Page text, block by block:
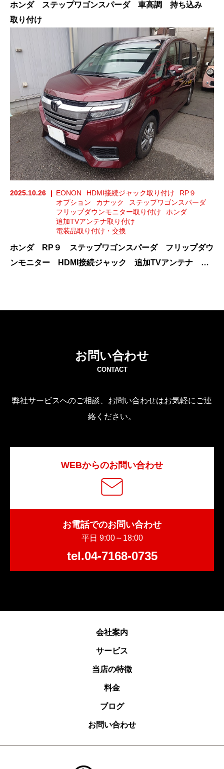
ホンダ ステップワゴンスパーダ 車高調 持ち込み
取り付け
2025.10.26 EONON HDMI接続ジャック取り付け
RP９
オプション
カナック
ステップワゴンスパーダ
フリップダウンモニター取り付け
ホンダ
追加TVアンテナ取り付け
電装品取り付け・交換
ホンダ RP９ ステップワゴンスパーダ フリップダウ
ンモニター HDMI接続ジャック 追加TVアンテナ 持
お問い合わせ
CONTACT
弊社サービスへのご相談、お問い合わせはお気軽にご連
絡ください。
WEBからのお問い合わせ
お電話でのお問い合わせ
平日 9:00～18:00
tel.04-7168-0735
会社案内
サービス
当店の特徴
料金
ブログ
お問い合わせ